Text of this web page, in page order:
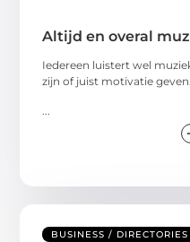
Altijd en overal
Iedereen luistert wel
zijn of juist motivatie
BUSINESS / DIRECTORIES